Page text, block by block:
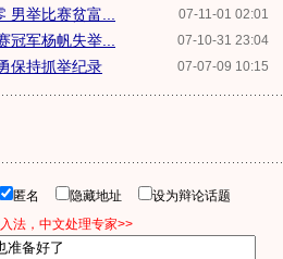
07-11-01 02:01
男举比赛贫富...
07-10-31 23:04
冠军杨帆失举...
07-07-09 10:15
保持抓举纪录
匿名 隐藏地址
设为辩论话题
法，中文处理专家>>